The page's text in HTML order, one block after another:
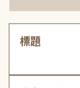
標題